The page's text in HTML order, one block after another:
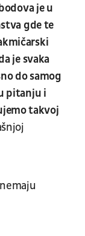
je u
gde te
je svaka
do samog
pitanju i
takvoj